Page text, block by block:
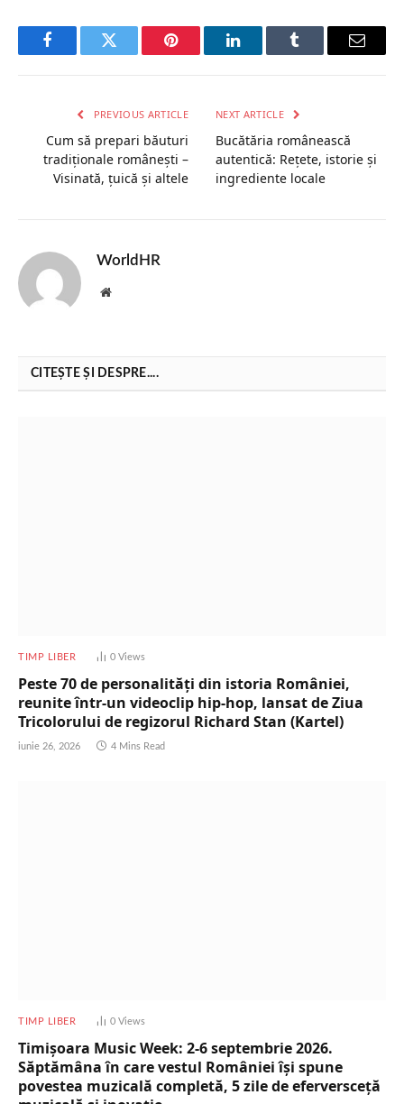
FacebookTwitter Pinterest LinkedInTumblr Email
PREVIOUS ARTICLE
Cum să prepari băuturi
tradiționale românești –
Visinată, țuică și altele
NEXT ARTICLE
Bucătăria românească
autentică: Rețete, istorie și
ingrediente locale
WorldHR
Website
CITEȘTE ȘI DESPRE....
TIMP LIBER 0 Views
Peste 70 de personalități din istoria României,
reunite într-un videoclip hip-hop, lansat de Ziua
Tricolorului de regizorul Richard Stan (Kartel)
iunie 26, 2026 4 Mins Read
TIMP LIBER 0 Views
Timișoara Music Week: 2-6 septembrie 2026.
Săptămâna în care vestul României își spune
povestea muzicală completă, 5 zile de eferversceță